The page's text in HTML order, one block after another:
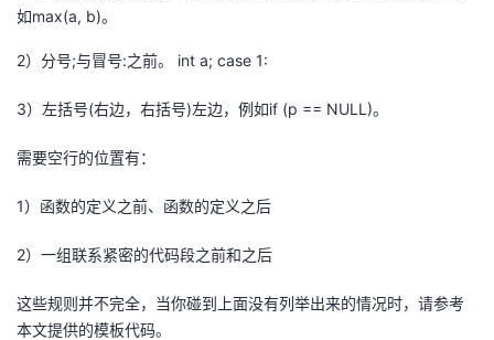
如max(a, b)。
2）分号;与冒号:之前。 int a; case 1:
3）左括号(右边，右括号)左边，例如if (p == NULL)。
需要空行的位置有：
1）函数的定义之前、函数的定义之后
2）一组联系紧密的代码段之前和之后
这些规则并不完全，当你碰到上面没有列举出来的情况时，请参考
本文提供的模板代码。